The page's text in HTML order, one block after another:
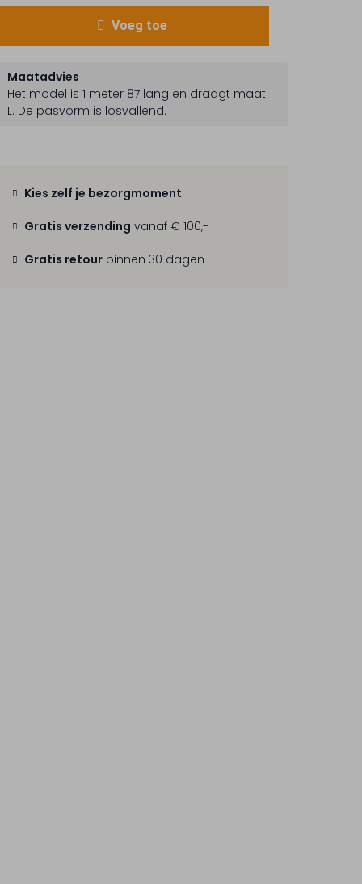
Voeg toe
Maatadvies
Het model is 1 meter 87 lang en draagt maat
L. De pasvorm is losvallend.
Kies zelf je bezorgmoment
Gratis verzending vanaf € 100,-
Gratis retour binnen 30 dagen